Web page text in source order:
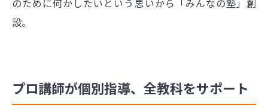
のために何かしたいという思いから「みんなの塾」創
設。
プロ講師が個別指導、全教科をサポート